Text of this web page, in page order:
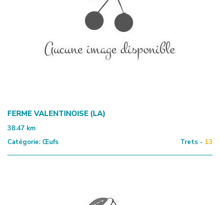
FERME VALENTINOISE (LA)
38.47 km
Catégorie: Œufs Trets - 13